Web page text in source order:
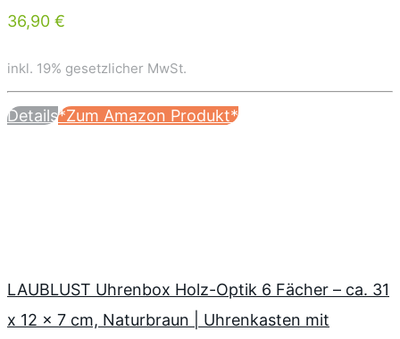
36,90 €
inkl. 19% gesetzlicher MwSt.
Details*Zum Amazon Produkt*
LAUBLUST Uhrenbox Holz-Optik 6 Fächer – ca. 31
x 12 x 7 cm, Naturbraun | Uhrenkasten mit